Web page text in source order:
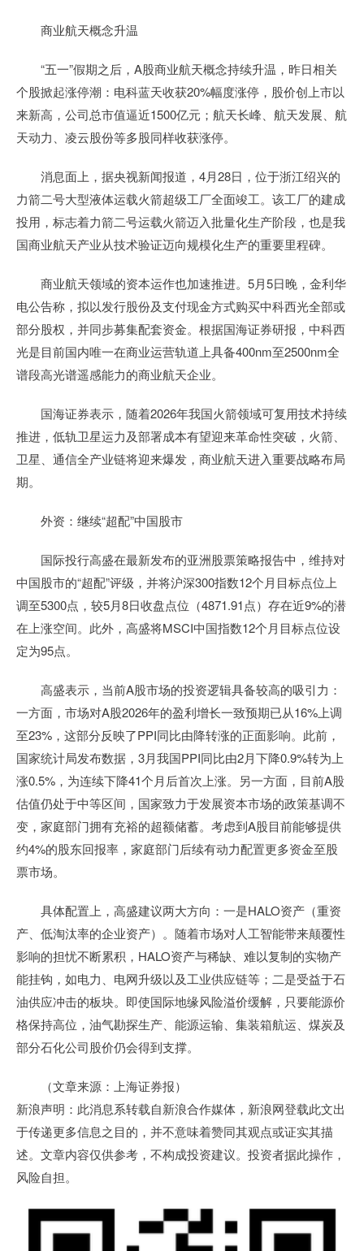
商业航天概念升温
“五一”假期之后，A股商业航天概念持续升温，昨日相关
个股掀起涨停潮：电科蓝天收获20%幅度涨停，股价创上市以
来新高，公司总市值逼近1500亿元；航天长峰、航天发展、航
天动力、凌云股份等多股同样收获涨停。
消息面上，据央视新闻报道，4月28日，位于浙江绍兴的
力箭二号大型液体运载火箭超级工厂全面竣工。该工厂的建成
投用，标志着力箭二号运载火箭迈入批量化生产阶段，也是我
国商业航天产业从技术验证迈向规模化生产的重要里程碑。
商业航天领域的资本运作也加速推进。5月5日晚，金利华
电公告称，拟以发行股份及支付现金方式购买中科西光全部或
部分股权，并同步募集配套资金。根据国海证券研报，中科西
光是目前国内唯一在商业运营轨道上具备400nm至2500nm全
谱段高光谱遥感能力的商业航天企业。
国海证券表示，随着2026年我国火箭领域可复用技术持续
推进，低轨卫星运力及部署成本有望迎来革命性突破，火箭、
卫星、通信全产业链将迎来爆发，商业航天进入重要战略布局
期。
外资：继续“超配”中国股市
国际投行高盛在最新发布的亚洲股票策略报告中，维持对
中国股市的“超配”评级，并将沪深300指数12个月目标点位上
调至5300点，较5月8日收盘点位（4871.91点）存在近9%的潜
在上涨空间。此外，高盛将MSCI中国指数12个月目标点位设
定为95点。
高盛表示，当前A股市场的投资逻辑具备较高的吸引力：
一方面，市场对A股2026年的盈利增长一致预期已从16%上调
至23%，这部分反映了PPI同比由降转涨的正面影响。此前，
国家统计局发布数据，3月我国PPI同比由2月下降0.9%转为上
涨0.5%，为连续下降41个月后首次上涨。另一方面，目前A股
估值仍处于中等区间，国家致力于发展资本市场的政策基调不
变，家庭部门拥有充裕的超额储蓄。考虑到A股目前能够提供
约4%的股东回报率，家庭部门后续有动力配置更多资金至股
票市场。
具体配置上，高盛建议两大方向：一是HALO资产（重资
产、低淘汰率的企业资产）。随着市场对人工智能带来颠覆性
影响的担忧不断累积，HALO资产与稀缺、难以复制的实物产
能挂钩，如电力、电网升级以及工业供应链等；二是受益于石
油供应冲击的板块。即使国际地缘风险溢价缓解，只要能源价
格保持高位，油气勘探生产、能源运输、集装箱航运、煤炭及
部分石化公司股价仍会得到支撑。
（文章来源：上海证券报）
新浪声明：此消息系转载自新浪合作媒体，新浪网登载此文出
于传递更多信息之目的，并不意味着赞同其观点或证实其描
述。文章内容仅供参考，不构成投资建议。投资者据此操作，
风险自担。